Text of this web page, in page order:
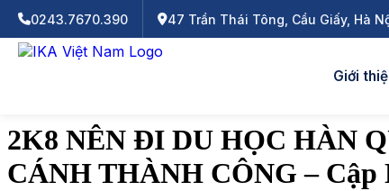
Chuyển đến nội dung
0243.7670.390 47 Trần Thái Tông, Cầu Giấy, Hà
Giới
2K8 NÊN ĐI DU HỌC HÀN
CÁNH THÀNH CÔNG –